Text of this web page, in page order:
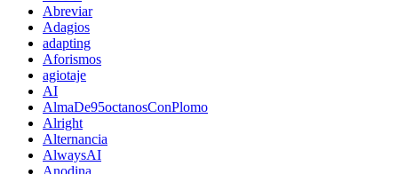
Abreviar
Adagios
adapting
Aforismos
agiotaje
AI
AlmaDe95octanosConPlomo
Alright
Alternancia
AlwaysAI